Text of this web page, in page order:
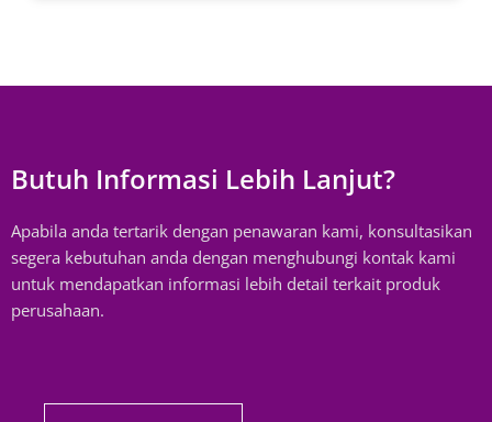
Butuh Informasi Lebih Lanjut?
Apabila anda tertarik dengan penawaran kami, konsultasikan
segera kebutuhan anda dengan menghubungi kontak kami
untuk mendapatkan informasi lebih detail terkait produk
perusahaan.